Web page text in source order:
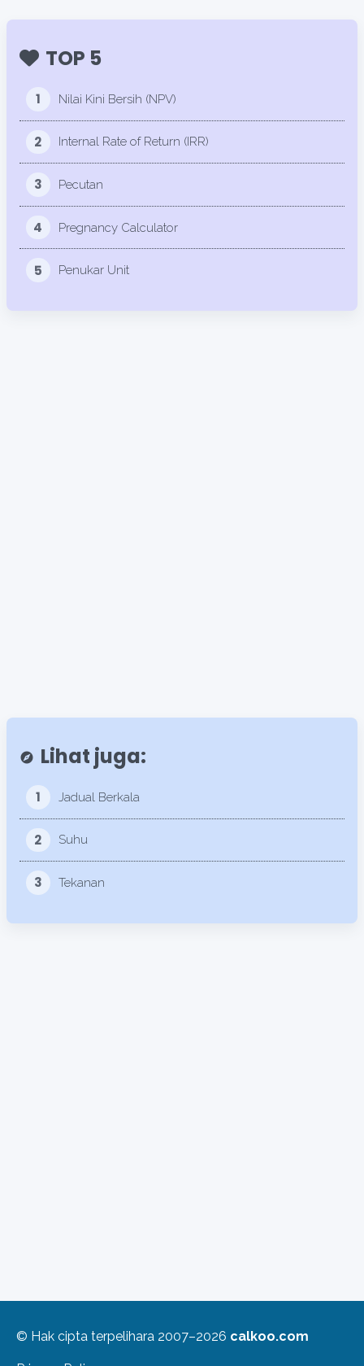
TOP 5
1 Nilai Kini Bersih (NPV)
2 Internal Rate of Return (IRR)
3 Pecutan
4 Pregnancy Calculator
5 Penukar Unit
explore Lihat juga:
1 Jadual Berkala
2 Suhu
3 Tekanan
© Hak cipta terpelihara 2007–2026 calkoo.com